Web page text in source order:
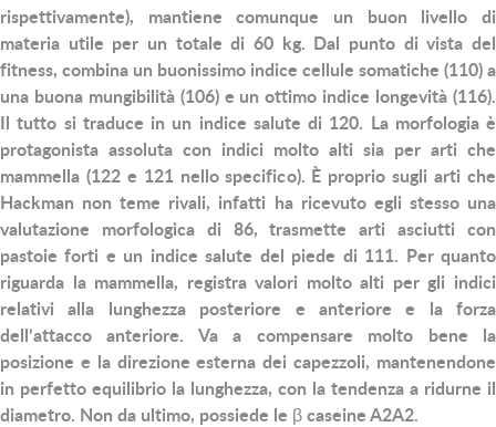
rispettivamente), mantiene comunque un buon livello di
materia utile per un totale di 60 kg. Dal punto di vista del
fitness, combina un buonissimo indice cellule somatiche (110) a
una buona mungibilità (106) e un ottimo indice longevità (116).
Il tutto si traduce in un indice salute di 120. La morfologia è
protagonista assoluta con indici molto alti sia per arti che
mammella (122 e 121 nello specifico). È proprio sugli arti che
Hackman non teme rivali, infatti ha ricevuto egli stesso una
valutazione morfologica di 86, trasmette arti asciutti con
pastoie forti e un indice salute del piede di 111. Per quanto
riguarda la mammella, registra valori molto alti per gli indici
relativi alla lunghezza posteriore e anteriore e la forza
dell’attacco anteriore. Va a compensare molto bene la
posizione e la direzione esterna dei capezzoli, mantenendone
in perfetto equilibrio la lunghezza, con la tendenza a ridurne il
diametro. Non da ultimo, possiede le β caseine A2A2.